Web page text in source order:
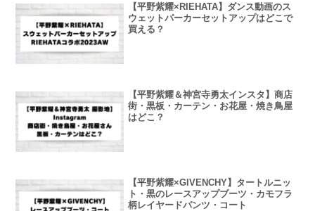
【平野紫耀×RIEHATA】ダンス動画のス
ウェットパーカーセットアップはどこで
買える？
【平野紫耀＆神宮寺勇太インスタ】商店
街・黒板・カーテン・お花屋・焼き鳥屋
はどこ？
【平野紫耀×GIVENCHY】タートルニッ
ト・黒のレースアップブーツ・カモフラ
柄レイヤードパンツ・コート